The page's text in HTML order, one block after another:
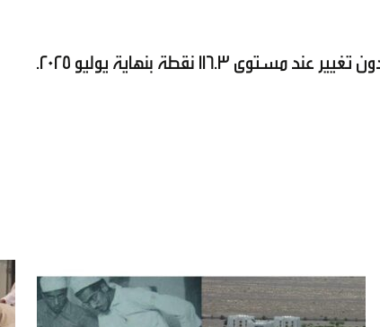
نقطة بنهاية يوليو 2025.